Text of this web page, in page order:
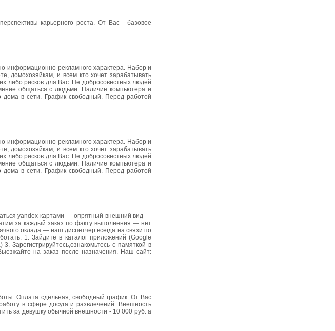
карьерного роста. От Вас - базовое
информационно-рекламного характера. Набор и
домохозяйкам, и всем кто хочет зарабатывать
либо рисков для Вас. Не добросовестных людей
общаться с людьми. Наличие компьютера и
дома в сети. График свободный. Перед работой
информационно-рекламного характера. Набор и
домохозяйкам, и всем кто хочет зарабатывать
либо рисков для Вас. Не добросовестных людей
общаться с людьми. Наличие компьютера и
дома в сети. График свободный. Перед работой
yandex-картами — опрятный внешний вид —
за каждый заказ по факту выполнения — нет
оклада — наш диспетчер всегда на связи по
1. Зайдите в каталог приложений (Google
Зарегистрируйтесь,ознакомьтесь с памяткой в
на заказ после назначения. Наш сайт:
Оплата сдельная, свободный график. От Вас
в сфере досуга и развлечений. Внешность
за девушку обычной внешности - 10 000 руб. а